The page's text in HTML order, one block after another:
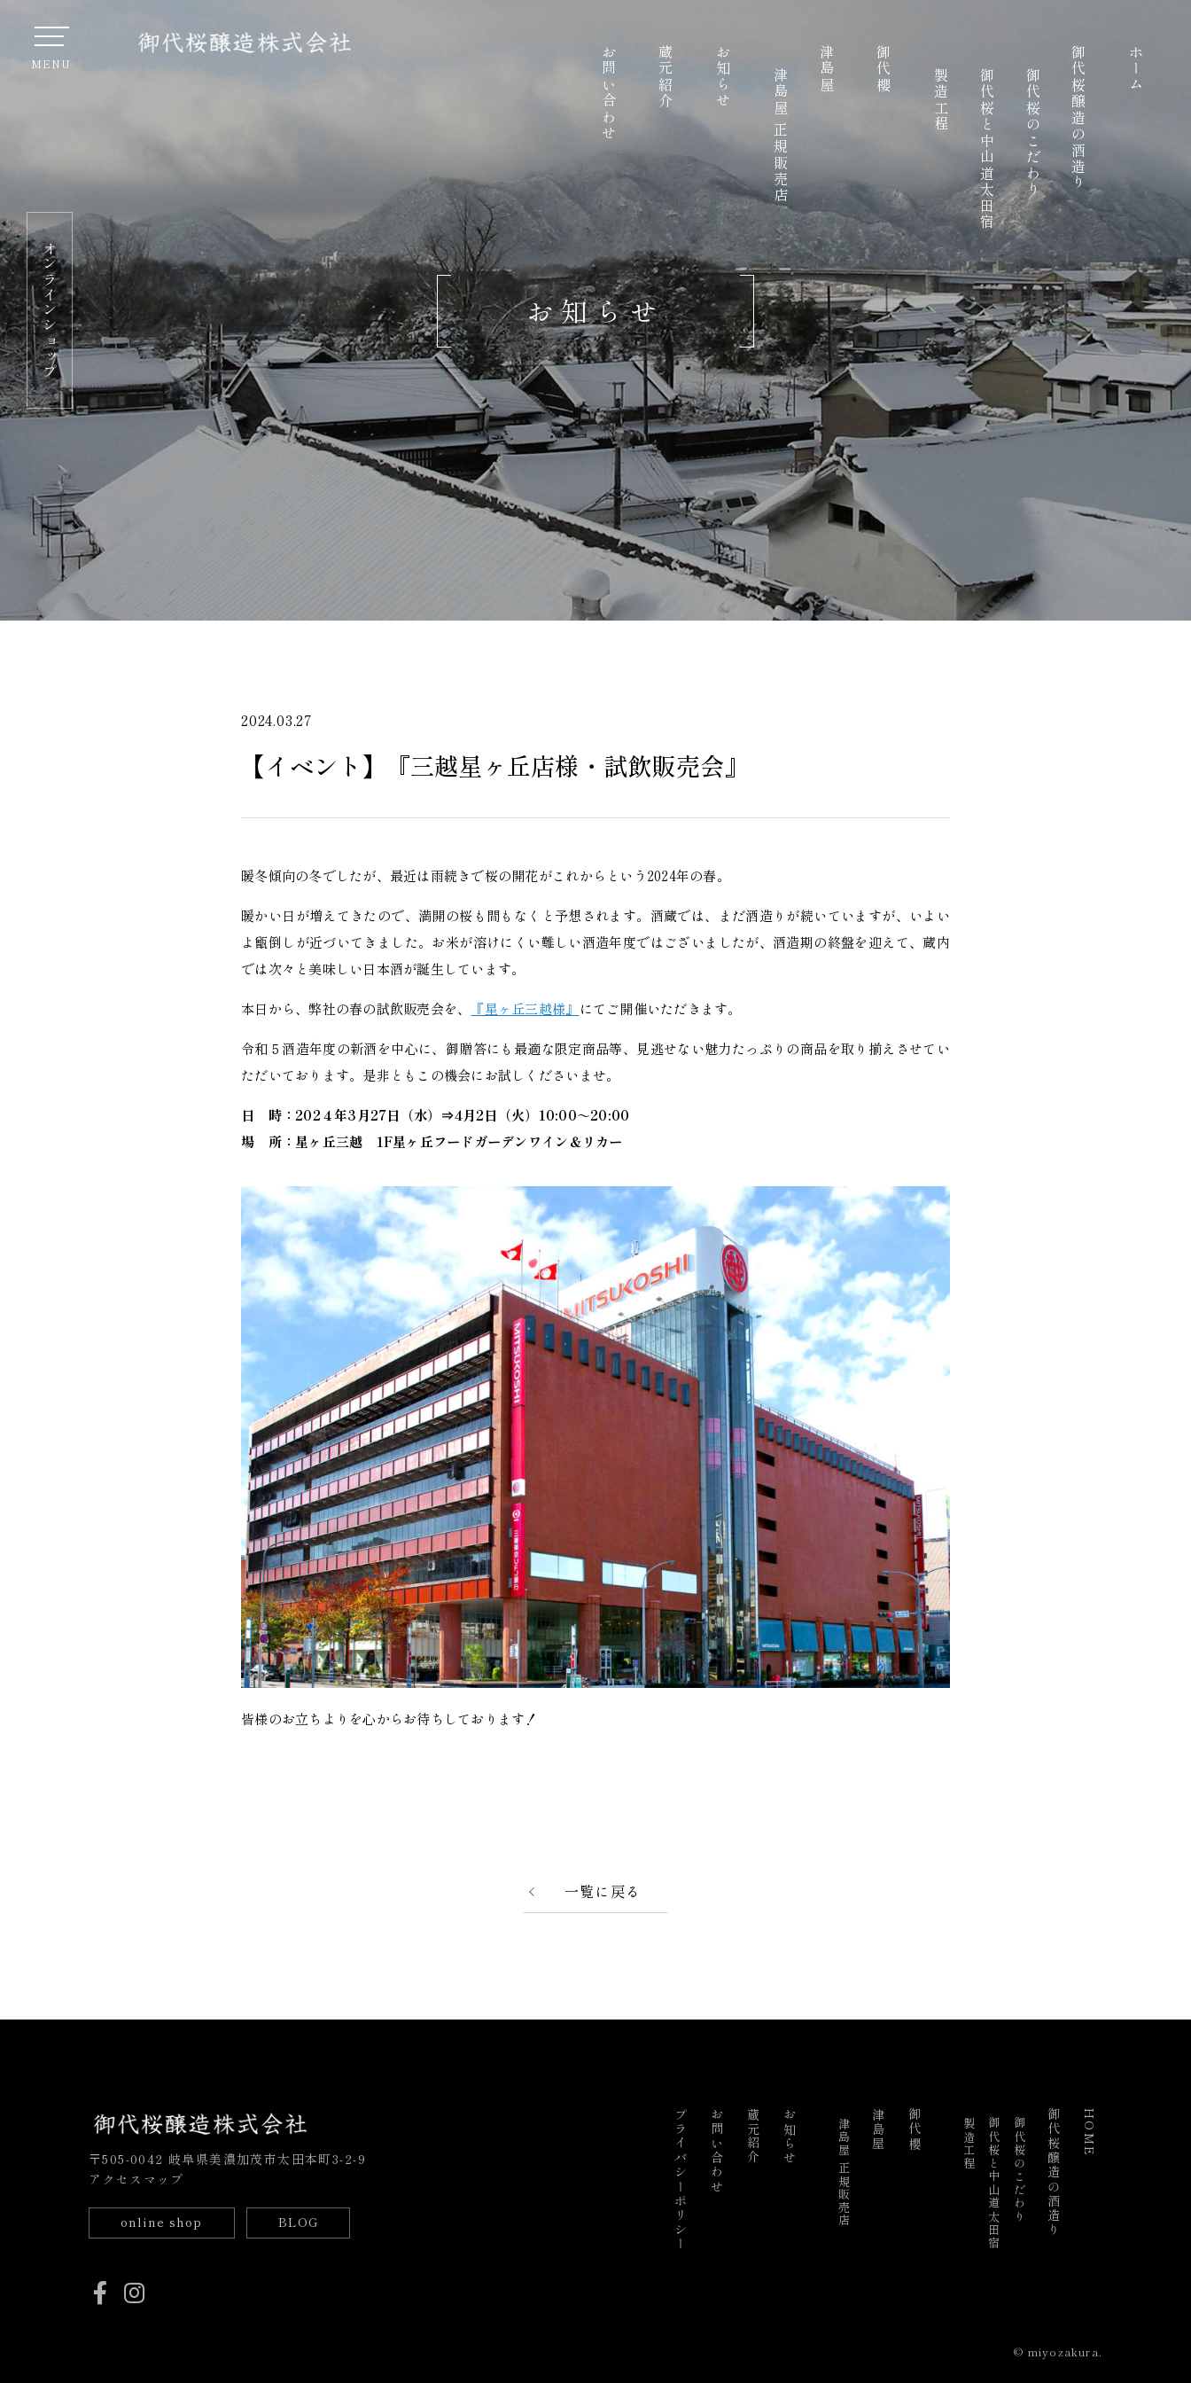
ホーム
御代桜醸造の酒造り
御代桜のこだわり
御代桜と中山道太田宿
製造工程
御代櫻
津島屋
津島屋 正規販売店
お知らせ
蔵元紹介
お問い合わせ
お知らせ
2024.03.27
【イベント】『三越星ヶ丘店様・試飲販売会』
暖冬傾向の冬でしたが、最近は雨続きで桜の開花がこれからという2024年の春。
暖かい日が増えてきたので、満開の桜も間もなくと予想されます。酒蔵では、まだ酒造りが続いていますが、いよい
よ甑倒しが近づいてきました。お米が溶けにくい難しい酒造年度ではございましたが、酒造期の終盤を迎えて、蔵内
では次々と美味しい日本酒が誕生しています。
本日から、弊社の春の試飲販売会を、 『星ヶ丘三越様』 にてご開催いただきます。
令和５酒造年度の新酒を中心に、御贈答にも最適な限定商品等、見逃せない魅力たっぷりの商品を取り揃えさせてい
ただいております。 是非ともこの機会にお試しくださいませ。
日 時：202４年3月27日（水）⇒4月2日（火）10:00～20:00
場 所：星ヶ丘三越 1F星ヶ丘フードガーデンワイン＆リカー
皆様のお立ちよりを心からお待ちしております！
一覧に戻る
〒505-0042 岐阜県美濃加茂市太田本町3-2-9
アクセスマップ
online shop BLOG
HOME
御代桜醸造の酒造り
御代桜のこだわり
御代桜と中山道太田宿
製造工程
御代櫻
津島屋
津島屋 正規販売店
お知らせ
蔵元紹介
お問い合わせ
プライバシーポリシー
© miyozakura.
オンラインショップ